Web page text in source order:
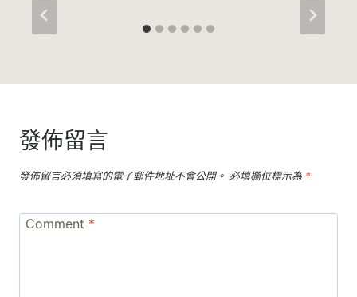
發佈留言
發佈留言必須填寫的電子郵件地址不會公開。 必填欄位標示為 *
Comment *